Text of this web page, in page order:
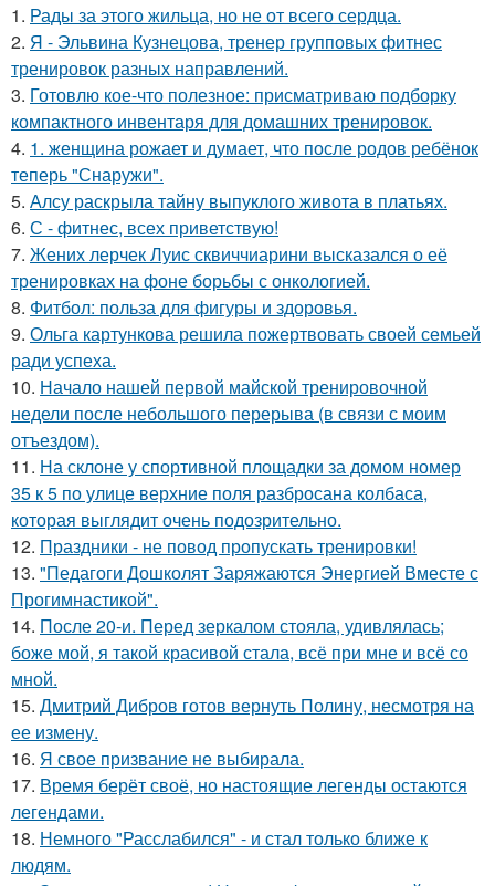
1. Рады за этого жильца, но не от всего сердца.
2. Я - Эльвина Кузнецова, тренер групповых фитнес
тренировок разных направлений.
3. Готовлю кое-что полезное: присматриваю подборку
компактного инвентаря для домашних тренировок.
4. 1. женщина рожает и думает, что после родов ребёнок
теперь "Снаружи".
5. Алсу раскрыла тайну выпуклого живота в платьях.
6. С - фитнес, всех приветствую!
7. Жених лерчек Луис сквиччиарини высказался о её
тренировках на фоне борьбы с онкологией.
8. Фитбол: польза для фигуры и здоровья.
9. Ольга картункова решила пожертвовать своей семьей
ради успеха.
10. Начало нашей первой майской тренировочной
недели после небольшого перерыва (в связи с моим
отъездом).
11. На склоне у спортивной площадки за домом номер
35 к 5 по улице верхние поля разбросана колбаса,
которая выглядит очень подозрительно.
12. Праздники - не повод пропускать тренировки!
13. "Педагоги Дошколят Заряжаются Энергией Вместе с
Прогимнастикой".
14. После 20-и. Перед зеркалом стояла, удивлялась;
боже мой, я такой красивой стала, всё при мне и всё со
мной.
15. Дмитрий Дибров готов вернуть Полину, несмотря на
ее измену.
16. Я свое призвание не выбирала.
17. Время берёт своё, но настоящие легенды остаются
легендами.
18. Немного "Расслабился" - и стал только ближе к
людям.